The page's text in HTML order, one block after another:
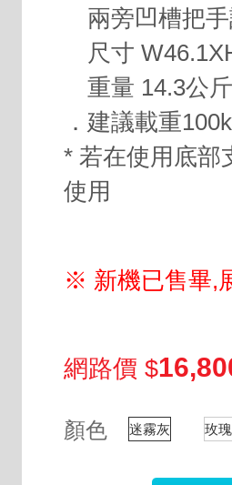
兩旁凹槽把手
尺寸
重量 14.3公斤
．建議載重
* 若在使用底部
使用
※ 新機已售畢,
網路價 $
顏色 迷霧灰 玫